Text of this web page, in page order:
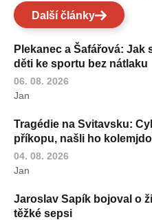
Další články
Plekanec a Šafářová:
děti ke sportu bez nátlaku
06. 08. 2026
Jan
Tragédie na Svitavsku:
příkopu, našli ho
04. 08. 2026
Jan
Jaroslav Sapík bojoval o
těžké sepsi